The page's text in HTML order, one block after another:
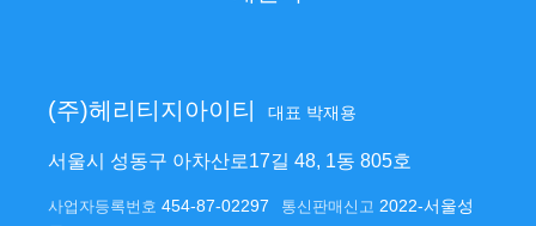
(주)헤리티지아이티 대표 박재용
서울시 성동구 아차산로17길 48, 1동 805호
사업자등록번호 454-87-02297 통신판매신고 2022-서울성